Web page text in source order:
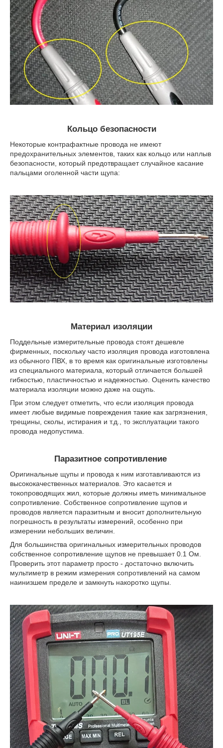
Кольцо безопасности
Некоторые контрафактные провода не имеют
предохранительных элементов, таких как кольцо или наплыв
безопасности, который предотвращает случайное касание
пальцами оголенной части щупа:
Материал изоляции
Поддельные измерительные провода стоят дешевле
фирменных, поскольку часто изоляция провода изготовлена
из обычного ПВХ, в то время как оригинальные изготовлены
из специального материала, который отличается большей
гибкостью, пластичностью и надежностью. Оценить качество
материала изоляции можно даже на ощупь.
При этом следует отметить, что если изоляция провода
имеет любые видимые повреждения такие как загрязнения,
трещины, сколы, истирания и т.д., то эксплуатации такого
провода недопустима.
Паразитное сопротивление
Оригинальные щупы и провода к ним изготавливаются из
высококачественных материалов. Это касается и
токопроводящих жил, которые должны иметь минимальное
сопротивление. Собственное сопротивление щупов и
проводов является паразитным и вносит дополнительную
погрешность в результаты измерений, особенно при
измерении небольших величин.
Для большинства оригинальных измерительных проводов
собственное сопротивление щупов не превышает 0.1 Ом.
Проверить этот параметр просто - достаточно включить
мультиметр в режим измерения сопротивлений на самом
наинизшем пределе и замкнуть накоротко щупы.